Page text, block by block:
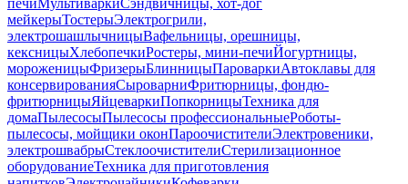
печиМультиваркиСэндвичницы, хот-дог
мейкерыТостерыЭлектрогрили,
электрошашлычницыВафельницы, орешницы,
кексницыХлебопечкиРостеры, мини-печиЙогуртницы,
мороженицыФризерыБлинницыПароваркиАвтоклавы для
консервированияСыроварниФритюрницы, фондю-
фритюрницыЯйцеваркиПопкорницыТехника для
домаПылесосыПылесосы профессиональныеРоботы-
пылесосы, мойщики оконПароочистителиЭлектровеники,
электрошвабрыСтеклоочистителиСтерилизационное
оборудованиеТехника для приготовления